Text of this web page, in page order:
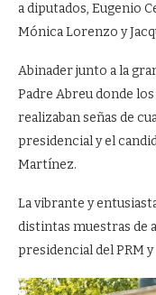
a diputados, Eugenio
Mónica Lorenzo y
Abinader junto a la
Padre Abreu donde
realizaban señas de
presidencial y el
Martínez.
La vibrante y
distintas muestras de
presidencial del PRM